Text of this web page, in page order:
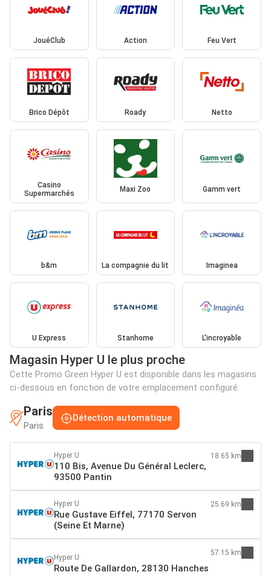
JouéClub Action Feu Vert
Brico Dépôt Roady Netto
Casino
Supermarchés
Maxi Zoo Gamm vert
b&m La compagnie du lit Imaginea
U Express Stanhome L'incroyable
Magasin Hyper U le plus proche
Cette Promo Green Hyper U est disponible dans les magasins
ci-dessous en fonction de votre emplacement configuré:
Paris
Paris
Détection automatique
Hyper U
110 Bis, Avenue Du Général Leclerc,
93500 Pantin
18.65 km
Hyper U
Rue Gustave Eiffel, 77170 Servon
(Seine Et Marne)
25.69 km
Hyper U
Route De Gallardon, 28130 Hanches
57.15 km